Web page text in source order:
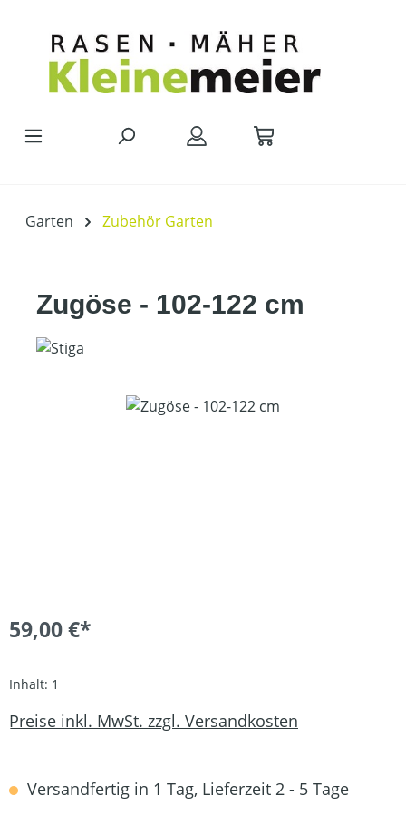
Garten Zubehör Garten
Zugöse - 102-122 cm
Bildergalerie überspringen
59,00 €*
Inhalt: 1
Preise inkl. MwSt. zzgl. Versandkosten
Versandfertig in 1 Tag, Lieferzeit 2 - 5 Tage